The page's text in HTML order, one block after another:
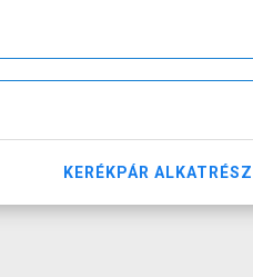
KERÉKPÁR ALKATRÉSZ